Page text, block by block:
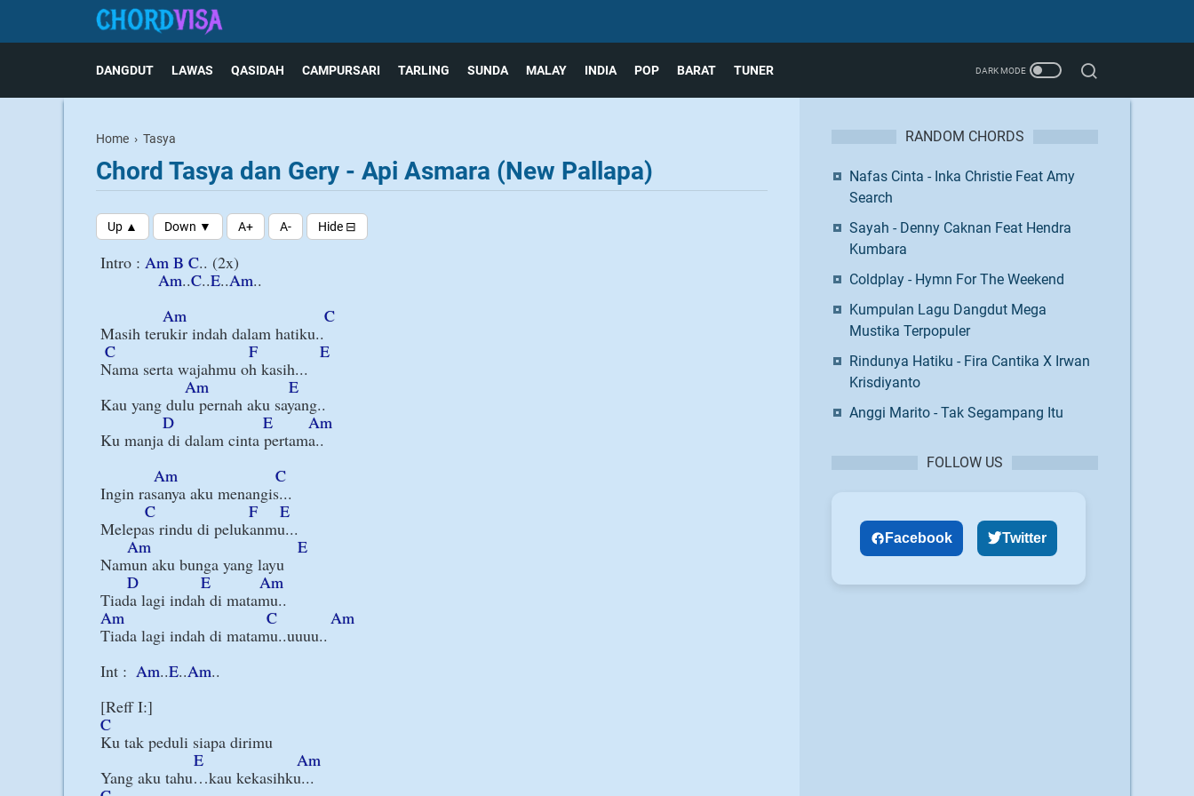
DANGDUT LAWAS QASIDAH CAMPURSARI TARLING SUNDA MALAY INDIA POP BARAT TUNER
Home › Tasya
Chord Tasya dan Gery - Api Asmara (New Pallapa)
Intro : Am B C.. (2x)
Am..C..E..Am..
Am
C
Masih terukir indah dalam hatiku..
C
F
E
Nama serta wajahmu oh kasih...
Am
E
Kau yang dulu pernah aku sayang..
D
E
Am
Ku manja di dalam cinta pertama..
Am
C
Ingin rasanya aku menangis...
C
F
E
Melepas rindu di pelukanmu...
Am
E
Namun aku bunga yang layu
D
E
Am
Am
C
Am
Tiada lagi indah di matamu..uuuu..
Int : Am..E..Am..
C
Ku tak peduli siapa dirimu
E
Am
RANDOM CHORDS
Nafas Cinta - Inka Christie Feat Amy
Search
Sayah - Denny Caknan Feat Hendra
Kumbara
Coldplay - Hymn For The Weekend
Kumpulan Lagu Dangdut Mega
Mustika Terpopuler
Rindunya Hatiku - Fira Cantika X Irwan
Krisdiyanto
Anggi Marito - Tak Segampang Itu
FOLLOW US
Facebook Twitter